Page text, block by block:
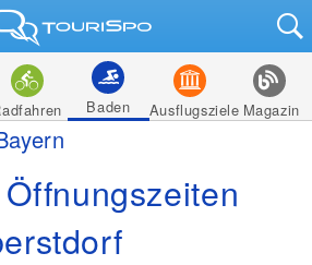
Baden Ausflugsziele Magazin